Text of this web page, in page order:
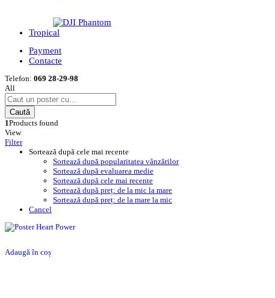
Tropical
Payment
Contacte
Telefon: 069 28-29-98
All
Caută
1Products found
View
Filter
Sortează după cele mai recente
Sortează după popularitatea vânzărilor
Sortează după evaluarea medie
Sortează după cele mai recente
Sortează după preț: de la mic la mare
Sortează după preț: de la mare la mic
Cancel
Adaugă în coș